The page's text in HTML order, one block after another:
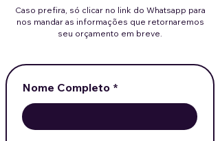
Caso prefira, só clicar no link do Whatsapp para
nos mandar as informações que retornaremos
seu orçamento em breve.
Nome Completo